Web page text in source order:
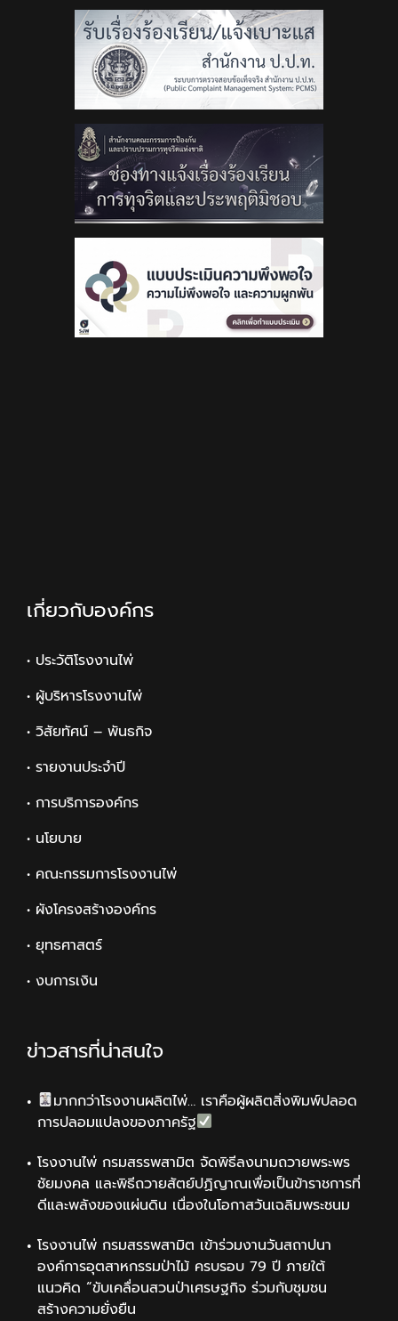
เกี่ยวกับองค์กร
• ประวัติโรงงานไพ่
• ผู้บริหารโรงงานไพ่
• วิสัยทัศน์ – พันธกิจ
• รายงานประจำปี
• การบริการองค์กร
• นโยบาย
• คณะกรรมการโรงงานไพ่
• ผังโครงสร้างองค์กร
• ยุทธศาสตร์
• งบการเงิน
ข่าวสารที่น่าสนใจ
มากกว่าโรงงานผลิตไพ่… เราคือผู้ผลิตสิ่งพิมพ์ปลอด
การปลอมแปลงของภาครัฐ
โรงงานไพ่ กรมสรรพสามิต จัดพิธีลงนามถวายพระพร
ชัยมงคล และพิธีถวายสัตย์ปฏิญาณเพื่อเป็นข้าราชการที่
ดีและพลังของแผ่นดิน เนื่องในโอกาสวันเฉลิมพระชนม
โรงงานไพ่ กรมสรรพสามิต เข้าร่วมงานวันสถาปนา
องค์การอุตสาหกรรมป่าไม้ ครบรอบ 79 ปี ภายใต้
แนวคิด “ขับเคลื่อนสวนป่าเศรษฐกิจ ร่วมกับชุมชน
สร้างความยั่งยืน